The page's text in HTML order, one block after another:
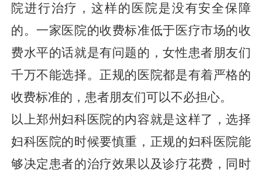
院进行治疗，这样的医院是没有安全保障
的。一家医院的收费标准低于医疗市场的收
费水平的话就是有问题的，女性患者朋友们
千万不能选择。正规的医院都是有着严格的
收费标准的，患者朋友们可以不必担心。
以上郑州妇科医院的内容就是这样了，选择
妇科医院的时候要慎重，正规的妇科医院能
够决定患者的治疗效果以及诊疗花费，同时